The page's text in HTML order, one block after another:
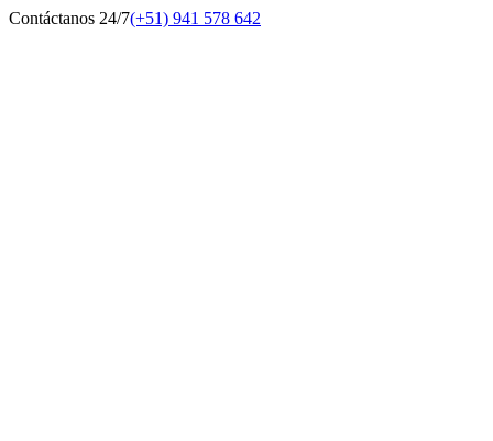
Contáctanos 24/7(+51) 941 578 642